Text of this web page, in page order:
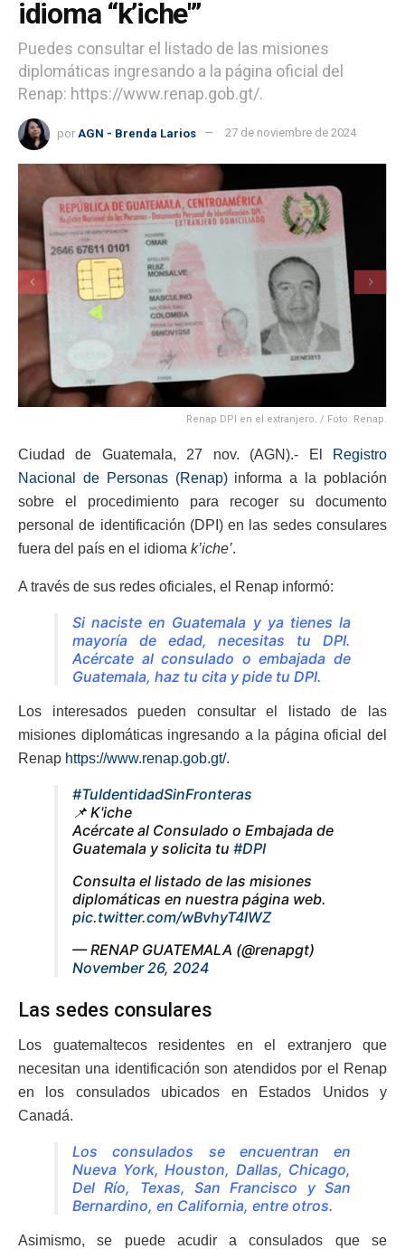
idioma “k’iche'”
Puedes consultar el listado de las misiones
diplomáticas ingresando a la página oficial del
Renap: https://www.renap.gob.gt/.
por AGN - Brenda Larios 27 de noviembre de 2024
Renap DPI en el extranjero. / Foto: Renap.
Ciudad de Guatemala, 27 nov. (AGN).- El
Registro
Nacional de Personas (Renap)informa a la población
sobre el procedimiento para recoger su documento
personal de identificación (DPI) en las sedes consulares
fuera del país en el idioma k’iche’.
A través de sus redes oficiales, el Renap informó:
Si naciste en Guatemala y ya tienes la
mayoría de edad, necesitas tu DPI.
Acércate al consulado o embajada de
Guatemala, haz tu cita y pide tu DPI.
Los interesados pueden consultar el listado de las
misiones diplomáticas ingresando a la página oficial del
Renap https://www.renap.gob.gt/.
#TuIdentidadSinFronteras
📌 K'iche
Acércate al Consulado o Embajada de
Guatemala y solicita tu #DPI
Consulta el listado de las misiones
diplomáticas en nuestra página web.
pic.twitter.com/wBvhyT4IWZ
— RENAP GUATEMALA (@renapgt)
November 26, 2024
Las sedes consulares
Los guatemaltecos residentes en el extranjero que
necesitan una identificación son atendidos por el Renap
en los consulados ubicados en Estados Unidos y
Canadá.
Los consulados se encuentran en
Nueva York, Houston, Dallas, Chicago,
Del Río, Texas, San Francisco y San
Bernardino, en California, entre otros.
Asimismo, se puede acudir a consulados que se